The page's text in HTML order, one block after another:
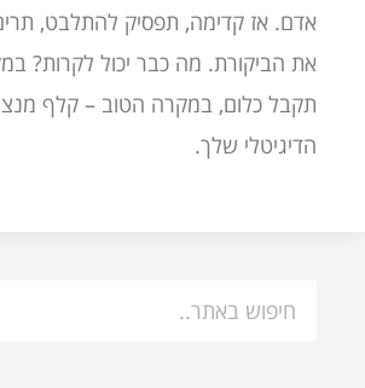
אדם. אז קדימה, תפסיק להתלבט,
את הביקורת. מה כבר יכול לקרות?
תקבל כלום, במקרה הטוב – קלף
הדיגיטלי שלך.